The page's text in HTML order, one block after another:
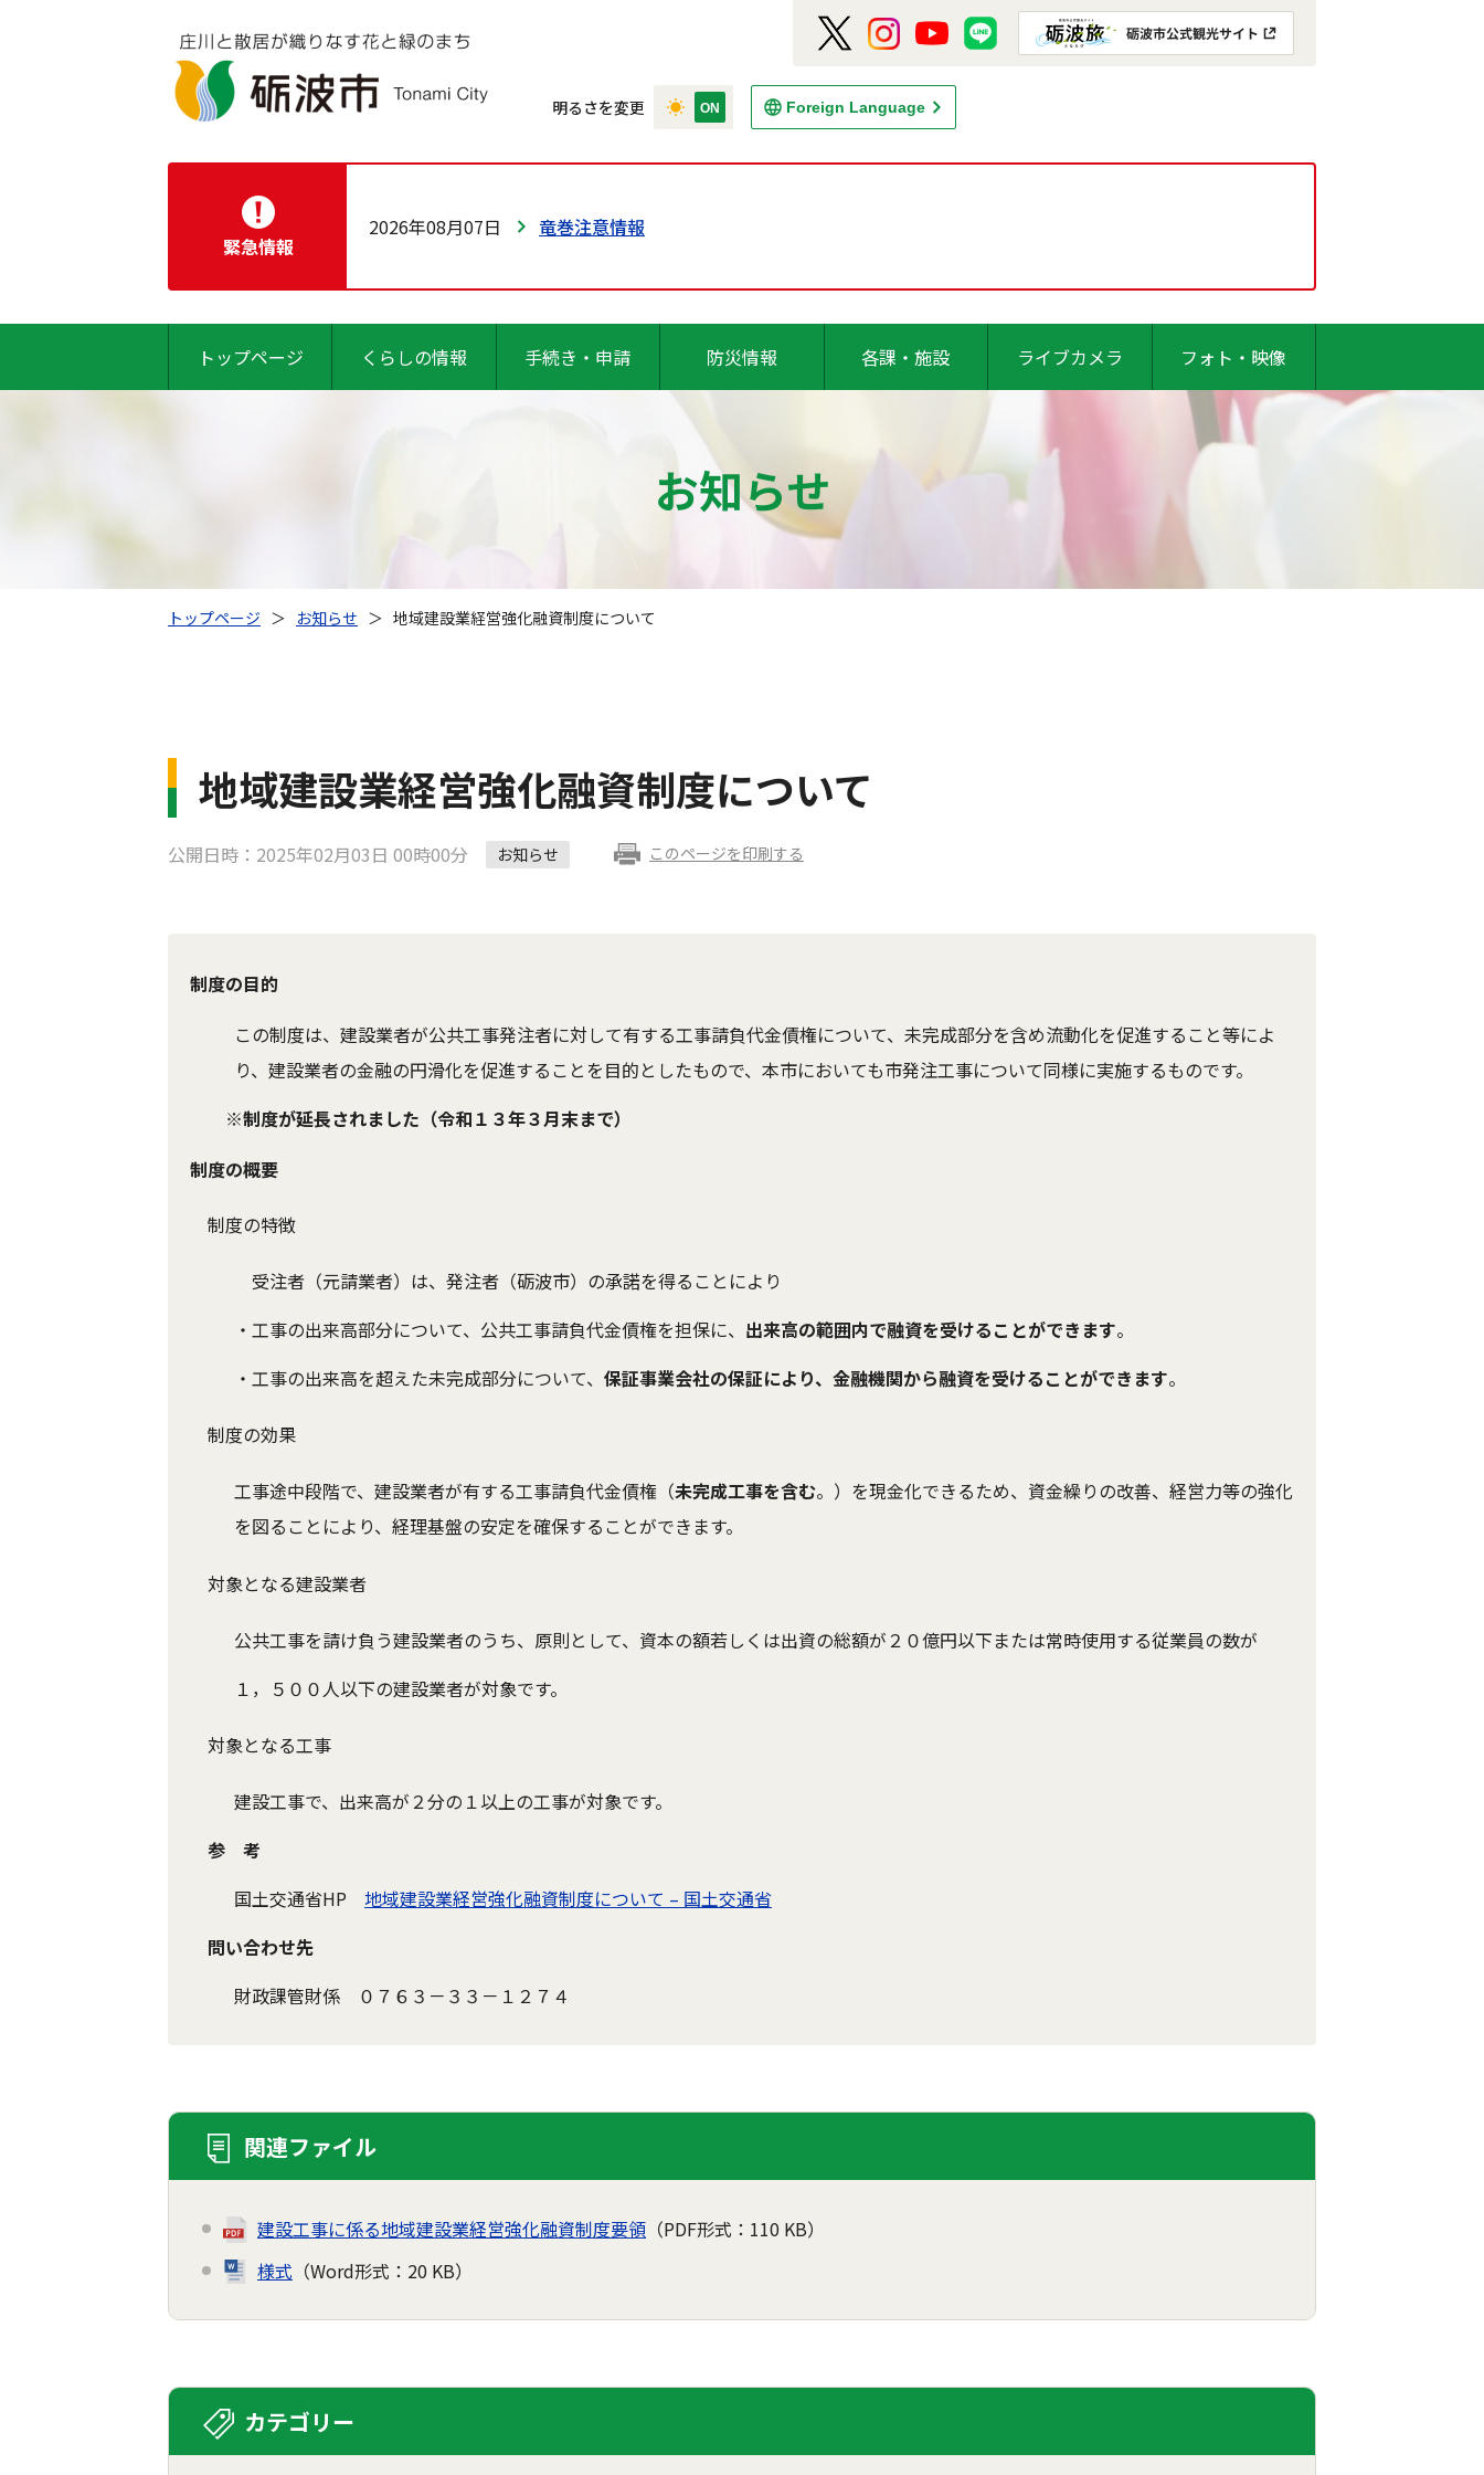
明るさを変更 Foreign Language
緊急情報
2026年08月07日 竜巻注意情報
トップページ くらしの情報 手続き・申請 防災情報 各課・施設 ライブカメラ フォト・映像
お知らせ
トップページ ＞ お知らせ ＞ 地域建設業経営強化融資制度について
地域建設業経営強化融資制度について
公開日時：2025年02月03日 00時00分 お知らせ このページを印刷する
制度の目的
この制度は、建設業者が公共工事発注者に対して有する工事請負代金債権について、未完成部分を含め流動化を促進すること等によ
り、建設業者の金融の円滑化を促進することを目的としたもので、本市においても市発注工事について同様に実施するものです。
※制度が延長されました（令和１３年３月末まで）
制度の概要
制度の特徴
受注者（元請業者）は、発注者（砺波市）の承諾を得ることにより
・工事の出来高部分について、公共工事請負代金債権を担保に、 出来高の範囲内で融資を受けることができます。
・工事の出来高を超えた未完成部分について、 保証事業会社の保証により、金融機関から融資を受けることができます。
制度の効果
工事途中段階で、建設業者が有する工事請負代金債権（未完成工事を含む。）を現金化できるため、資金繰りの改善、経営力等の強化
を図ることにより、経理基盤の安定を確保することができます。
対象となる建設業者
公共工事を請け負う建設業者のうち、原則として、資本の額若しくは出資の総額が２０億円以下または常時使用する従業員の数が
１，５００人以下の建設業者が対象です。
対象となる工事
建設工事で、出来高が２分の１以上の工事が対象です。
参 考
国土交通省HP 地域建設業経営強化融資制度について – 国土交通省
問い合わせ先
財政課管財係 ０７６３－３３－１２７４
関連ファイル
建設工事に係る地域建設業経営強化融資制度要領 （PDF形式：110 KB）
様式 （Word形式：20 KB）
カテゴリー